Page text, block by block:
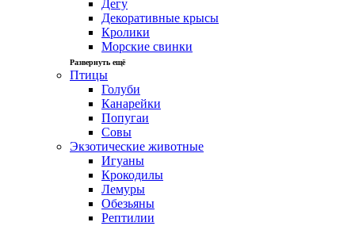
Дегу
Декоративные крысы
Кролики
Морские свинки
Развернуть ещё
Птицы
Голуби
Канарейки
Попугаи
Совы
Экзотические животные
Игуаны
Крокодилы
Лемуры
Обезьяны
Рептилии